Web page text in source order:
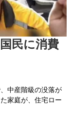
民に消費
中産階級の没落が
家庭が、住宅ロー